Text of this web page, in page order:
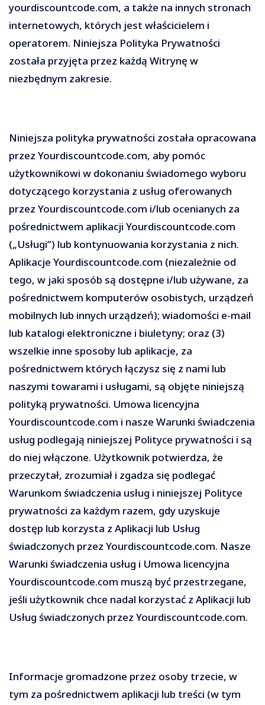
yourdiscountcode.com, a także na innych stronach
internetowych, których jest właścicielem i
operatorem. Niniejsza Polityka Prywatności
została przyjęta przez każdą Witrynę w
niezbędnym zakresie.
Niniejsza polityka prywatności została opracowana
przez Yourdiscountcode.com, aby pomóc
użytkownikowi w dokonaniu świadomego wyboru
dotyczącego korzystania z usług oferowanych
przez Yourdiscountcode.com i/lub ocenianych za
pośrednictwem aplikacji Yourdiscountcode.com
(„Usługi”) lub kontynuowania korzystania z nich.
Aplikacje Yourdiscountcode.com (niezależnie od
tego, w jaki sposób są dostępne i/lub używane, za
pośrednictwem komputerów osobistych, urządzeń
mobilnych lub innych urządzeń); wiadomości e-mail
lub katalogi elektroniczne i biuletyny; oraz (3)
wszelkie inne sposoby lub aplikacje, za
pośrednictwem których łączysz się z nami lub
naszymi towarami i usługami, są objęte niniejszą
polityką prywatności. Umowa licencyjna
Yourdiscountcode.com i nasze Warunki świadczenia
usług podlegają niniejszej Polityce prywatności i są
do niej włączone. Użytkownik potwierdza, że
przeczytał, zrozumiał i zgadza się podlegać
Warunkom świadczenia usług i niniejszej Polityce
prywatności za każdym razem, gdy uzyskuje
dostęp lub korzysta z Aplikacji lub Usług
świadczonych przez Yourdiscountcode.com. Nasze
Warunki świadczenia usług i Umowa licencyjna
Yourdiscountcode.com muszą być przestrzegane,
jeśli użytkownik chce nadal korzystać z Aplikacji lub
Usług świadczonych przez Yourdiscountcode.com.
Informacje gromadzone przez osoby trzecie, w
tym za pośrednictwem aplikacji lub treści (w tym